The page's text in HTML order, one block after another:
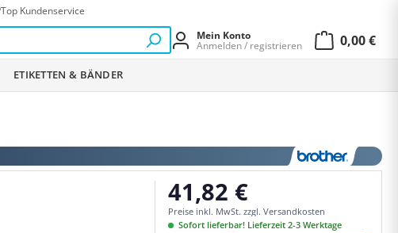
Top Kundenservice
Mein Konto
Anmelden / registrieren
0,00 €
ETIKETTEN & BÄNDER
Regulärer Preis:
41,82 €
Preise inkl. MwSt. zzgl. Versandkosten
Sofort lieferbar! Lieferzeit 2-3 Werktage